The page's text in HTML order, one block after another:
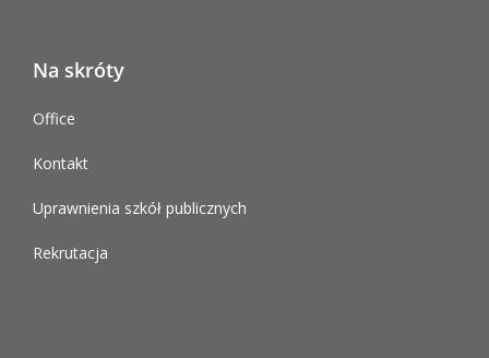
Na skróty
Office
Kontakt
Uprawnienia szkół publicznych
Rekrutacja